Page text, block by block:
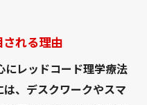
れる理由
レッドコード理学療法
、デスクワークやスマ